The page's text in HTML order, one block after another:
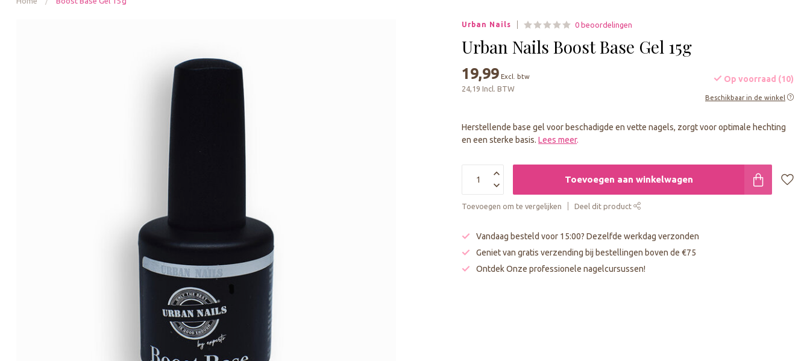
Urban Nails 0 beoordelingen
Urban Nails Boost Base Gel 15g
19,99 Excl. btw
24,19 Incl. BTW
Op voorraad (10)
Beschikbaar in de winkel
Herstellende base gel voor beschadigde en vette nagels, zorgt voor optimale hechting
en een sterke basis.Lees meer.
Toevoegen aan winkelwagen
Toevoegen om te vergelijken Deel dit product
Vandaag besteld voor 15:00? Dezelfde werkdag verzonden
Geniet van gratis verzending bij bestellingen boven de €75
Ontdek Onze professionele nagelcursussen!